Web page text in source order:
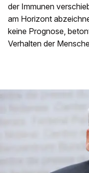
der Immunen
am Horizont
keine Prognose,
Verhalten der